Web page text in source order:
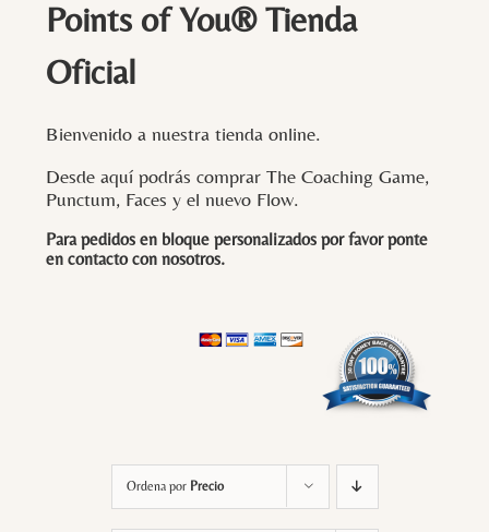
Points of You® Tienda
Oficial
Bienvenido a nuestra tienda online.
Desde aquí podrás comprar The Coaching Game,
Punctum, Faces y el nuevo Flow.
Para pedidos en bloque personalizados por favor ponte
en contacto con nosotros.
Ordena por Precio